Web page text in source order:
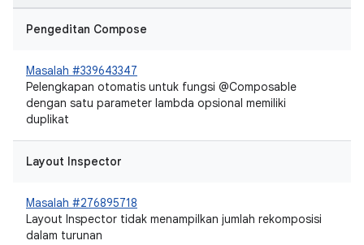
Pengeditan Compose
Masalah #339643347
Pelengkapan otomatis untuk fungsi @Composable
dengan satu parameter lambda opsional memiliki
duplikat
Layout Inspector
Masalah #276895718
Layout Inspector tidak menampilkan jumlah rekomposisi
dalam turunan